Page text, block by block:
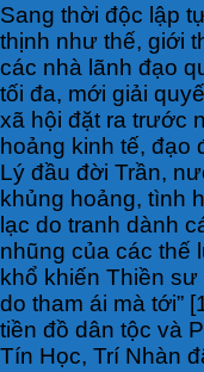
Sang thời độc lập
thịnh như thế, giới
các nhà lãnh đạo
tối đa, mới giải
xã hội đặt ra trước
hoảng kinh tế, đạo
Lý đầu đời Trần,
khủng hoảng, tình
lạc do tranh dành
nhũng của các thế
khổ khiến Thiền
do tham ái mà tới”
tiền đồ dân tộc và
Tín Học, Trí Nhàn